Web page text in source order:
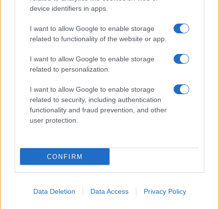
device identifiers in apps.
I want to allow Google to enable storage
related to functionality of the website or app.
I want to allow Google to enable storage
related to personalization.
I want to allow Google to enable storage
related to security, including authentication
functionality and fraud prevention, and other
user protection.
CONFIRM
Data Deletion Data Access Privacy Policy
Facebook
Cookie Policy
Globalsport
GiULia
Prima Pagina
Giornale dello
Spettacolo
Wondernet
Giuliana Sgrena
Syndication